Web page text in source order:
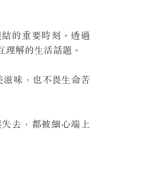
的重要時刻。透過
解的生活話題。
味，也不畏生命苦
去，都被細心端上